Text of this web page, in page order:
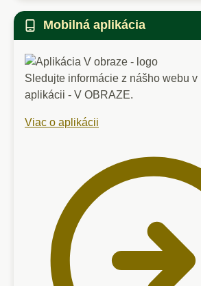
Mobilná aplikácia
Sledujte informácie z nášho webu
aplikácii - V OBRAZE.
Viac o aplikácii